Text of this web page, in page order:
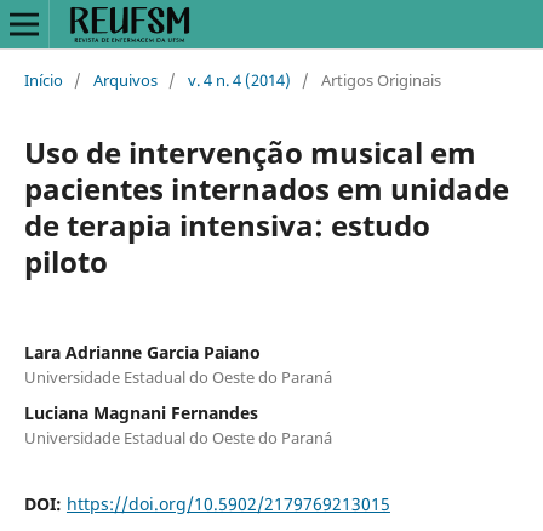
Início / Arquivos / v. 4 n. 4 (2014) / Artigos Originais
Uso de intervenção musical em
pacientes internados em unidade
de terapia intensiva: estudo
piloto
Lara Adrianne Garcia Paiano
Universidade Estadual do Oeste do Paraná
Luciana Magnani Fernandes
Universidade Estadual do Oeste do Paraná
DOI: https://doi.org/10.5902/2179769213015